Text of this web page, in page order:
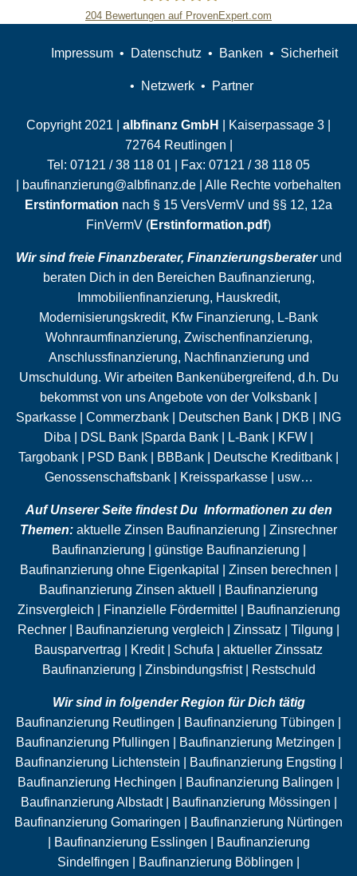
204 Bewertungen auf ProvenExpert.com
Impressum Datenschutz Banken Sicherheit
Netzwerk Partner
Copyright 2021 | albfinanz GmbH
| Kaiserpassage 3 |
72764 Reutlingen |
Tel: 07121 / 38 118 01 | Fax: 07121 / 38 118 05
baufinanzierung@albfinanz.de | Alle Rechte vorbehalten
Erstinformation nach § 15 VersVermV und §§ 12, 12a
FinVermV (Erstinformation.pdf)
Wir sind freie Finanzberater, Finanzierungsberaterund
beraten Dich in den Bereichen Baufinanzierung,
Immobilienfinanzierung, Hauskredit,
Modernisierungskredit, Kfw Finanzierung, L-Bank
Wohnraumfinanzierung, Zwischenfinanzierung,
Anschlussfinanzierung, Nachfinanzierung und
Umschuldung. Wir arbeiten Bankenübergreifend, d.h. Du
bekommst von uns Angebote von der Volksbank |
Sparkasse | Commerzbank | Deutschen Bank | DKB | ING
Diba | DSL Bank |Sparda Bank | L-Bank | KFW |
Targobank | PSD Bank | BBBank | Deutsche Kreditbank |
Genossenschaftsbank | Kreissparkasse | usw…
Auf Unserer Seite findest Du Informationen zu den
Themen: aktuelle Zinsen Baufinanzierung | Zinsrechner
Baufinanzierung | günstige Baufinanzierung |
Baufinanzierung ohne Eigenkapital
| Zinsen berechnen |
Baufinanzierung Zinsen aktuell | Baufinanzierung
Zinsvergleich | Finanzielle Fördermittel | Baufinanzierung
Rechner | Baufinanzierung vergleich | Zinssatz | Tilgung
Bausparvertrag | Kredit | Schufa | aktueller Zinssatz
Baufinanzierung | Zinsbindungsfrist |
Restschuld
Wir sind in folgender Region für Dich tätig
Baufinanzierung Reutlingen | Baufinanzierung Tübingen |
Baufinanzierung Pfullingen | Baufinanzierung Metzingen |
Baufinanzierung Lichtenstein | Baufinanzierung Engsting |
Baufinanzierung Hechingen | Baufinanzierung Balingen |
Baufinanzierung Albstadt | Baufinanzierung Mössingen |
Baufinanzierung Gomaringen | Baufinanzierung Nürtingen
| Baufinanzierung Esslingen | Baufinanzierung
Sindelfingen | Baufinanzierung Böblingen |